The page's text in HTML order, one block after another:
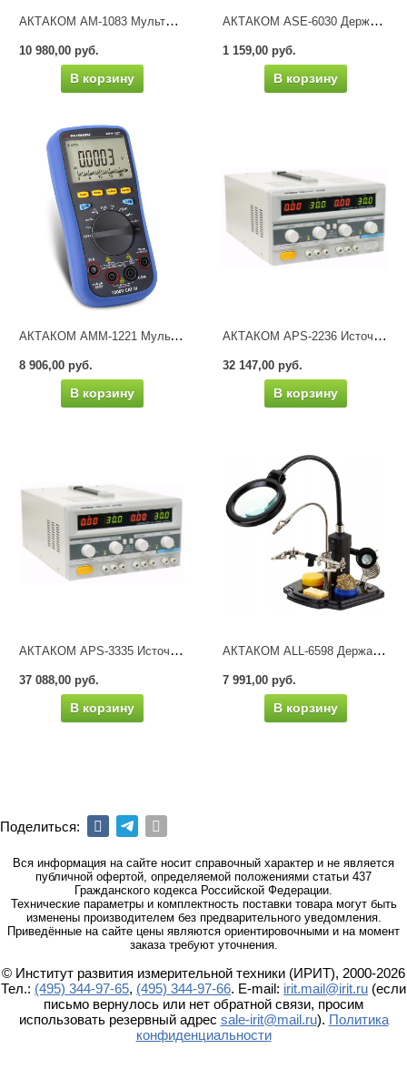
АКТАКОМ АМ-1083 Мультиметр цифровой
10 980,00 руб.
В корзину
АКТАКОМ ASE-6030 Держатель платы с лупой
1 159,00 руб.
В корзину
АКТАКОМ АММ-1221 Мультиметр цифровой
8 906,00 руб.
В корзину
АКТАКОМ APS-2236 Источник питания
32 147,00 руб.
В корзину
АКТАКОМ APS-3335 Источник питания
37 088,00 руб.
В корзину
АКТАКОМ ALL-6598 Держатель платы с лупой и подсветкой
7 991,00 руб.
В корзину
Поделиться:
Вся информация на сайте носит справочный характер и не является
публичной офертой, определяемой положениями статьи 437
Гражданского кодекса Российской Федерации.
Технические параметры и комплектность поставки товара могут быть
изменены производителем без предварительного уведомления.
Приведённые на сайте цены являются ориентировочными и на момент
заказа требуют уточнения.
© Институт развития измерительной техники (ИРИТ), 2000-2026
Тел.: (495) 344-97-65, (495) 344-97-66. E-mail: irit.mail@irit.ru (если
письмо вернулось или нет обратной связи, просим
использовать резервный адрес sale-irit@mail.ru). Политика
конфиденциальности